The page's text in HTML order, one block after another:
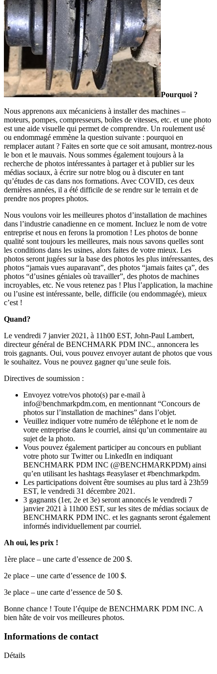
Pourquoi ?
Nous apprenons aux mécaniciens à installer des machines –
moteurs, pompes, compresseurs, boîtes de vitesses, etc. et une photo
est une aide visuelle qui permet de comprendre. Un roulement usé
ou endommagé emmène la question suivante : pourquoi en
remplacer autant ? Faites en sorte que ce soit amusant, montrez-nous
le bon et le mauvais. Nous sommes également toujours à la
recherche de photos intéressantes à partager et à publier sur les
médias sociaux, à écrire sur notre blog ou à discuter en tant
qu’études de cas dans nos formations. Avec COVID, ces deux
dernières années, il a été difficile de se rendre sur le terrain et de
prendre nos propres photos.
Nous voulons voir les meilleures photos d’installation de machines
dans l’industrie canadienne en ce moment. Incluez le nom de votre
entreprise et nous en ferons la promotion ! Les photos de bonne
qualité sont toujours les meilleures, mais nous savons quelles sont
les conditions dans les usines, alors faites de votre mieux. Les
photos seront jugées sur la base des photos les plus intéressantes, des
photos “jamais vues auparavant”, des photos “jamais faites ça”, des
photos “d’usines géniales où travailler”, des photos de machines
incroyables, etc. Ne vous retenez pas ! Plus l’application, la machine
ou l’usine est intéressante, belle, difficile (ou endommagée), mieux
c’est !
Quand?
Le vendredi 7 janvier 2021, à 11h00 EST, John-Paul Lambert,
directeur général de BENCHMARK PDM INC., annoncera les
trois gagnants. Oui, vous pouvez envoyer autant de photos que vous
le souhaitez. Vous ne pouvez gagner qu’une seule fois.
Directives de soumission :
Envoyez votre/vos photo(s) par e-mail à
info@benchmarkpdm.com, en mentionnant “Concours de
photos sur l’installation de machines” dans l’objet.
Veuillez indiquer votre numéro de téléphone et le nom de
votre entreprise dans le courriel, ainsi qu’un commentaire au
sujet de la photo.
Vous pouvez également participer au concours en publiant
votre photo sur Twitter ou LinkedIn en indiquant
BENCHMARK PDM INC (@BENCHMARKPDM) ainsi
qu’en utilisant les hashtags #easylaser et #benchmarkpdm.
Les participations doivent être soumises au plus tard à 23h59
EST, le vendredi 31 décembre 2021.
3 gagnants (1er, 2e et 3e) seront annoncés le vendredi 7
janvier 2021 à 11h00 EST, sur les sites de médias sociaux de
BENCHMARK PDM INC. et les gagnants seront également
informés individuellement par courriel.
Ah oui, les prix !
1ère place – une carte d’essence de 200 $.
2e place – une carte d’essence de 100 $.
3e place – une carte d’essence de 50 $.
Bonne chance ! Toute l’équipe de BENCHMARK PDM INC. A
bien hâte de voir vos meilleures photos.
Informations de contact
Détails